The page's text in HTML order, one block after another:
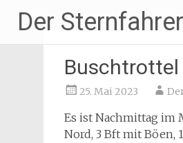
Inhalt
springen
Der Sternfahrer
Buschtrottel
25. Mai 2023
Es ist Nachmittag im
Nord, 3 Bft mit Böen,